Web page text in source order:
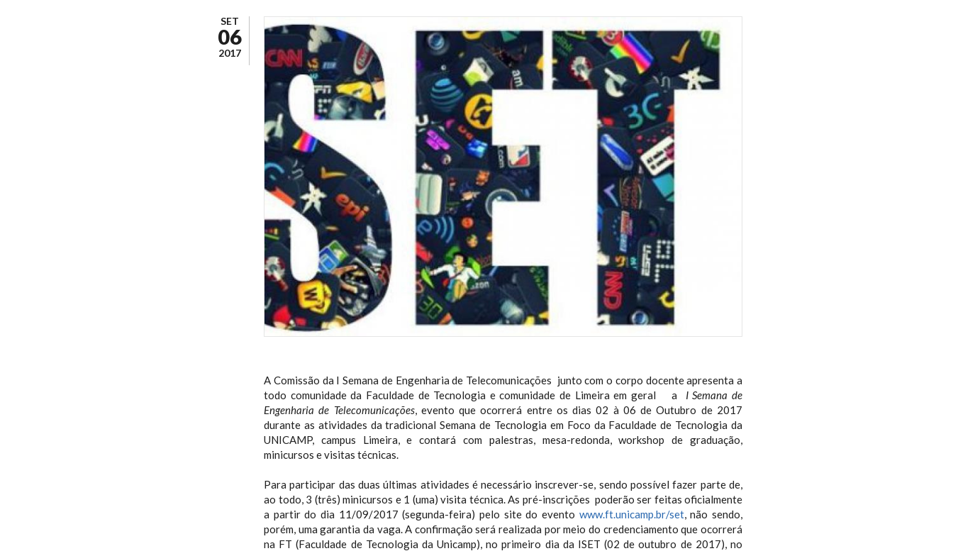
SET
06
2017
A Comissão da I Semana de Engenharia de Telecomunicações junto com o corpo docente apresenta a
todo comunidade da Faculdade de Tecnologia e comunidade de Limeira em geral a I Semana de
Engenharia de Telecomunicações, evento que ocorrerá entre os dias 02 à 06 de Outubro de 2017
durante as atividades da tradicional Semana de Tecnologia em Foco da Faculdade de Tecnologia da
UNICAMP, campus Limeira, e contará com palestras, mesa-redonda, workshop de graduação,
minicursos e visitas técnicas.
Para participar das duas últimas atividades é necessário inscrever-se, sendo possível fazer parte de,
ao todo, 3 (três) minicursos e 1 (uma) visita técnica. As pré-inscrições poderão ser feitas oficialmente
a partir do dia 11/09/2017 (segunda-feira) pelo site do evento www.ft.unicamp.br/set, não sendo,
porém, uma garantia da vaga. A confirmação será realizada por meio do credenciamento que ocorrerá
na FT (Faculdade de Tecnologia da Unicamp), no primeiro dia da ISET (02 de outubro de 2017), no